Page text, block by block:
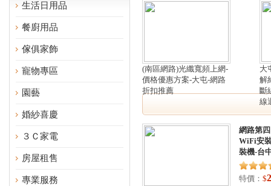
生活日用品
餐廚用品
傢俱家飾
寵物專區
園藝
婚紗喜慶
３Ｃ家電
房屋租售
專業服務
(南區網路)光纖寬頻上網-
價格優惠方案-大屯-網路
折扣推薦
大
解
斷
線
網路第
WiFi安
裝機-台
特價： $